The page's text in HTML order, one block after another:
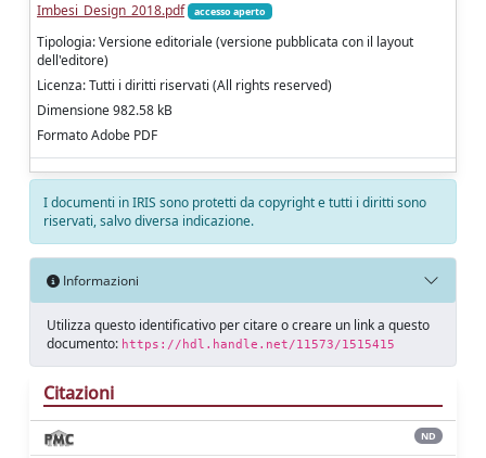
Imbesi_Design_2018.pdf
accesso aperto
Tipologia: Versione editoriale (versione pubblicata con il layout
dell'editore)
Licenza: Tutti i diritti riservati (All rights reserved)
Dimensione 982.58 kB
Formato Adobe PDF
I documenti in IRIS sono protetti da copyright e tutti i diritti sono
riservati, salvo diversa indicazione.
Informazioni
Utilizza questo identificativo per citare o creare un link a questo
documento: https://hdl.handle.net/11573/1515415
Citazioni
ND